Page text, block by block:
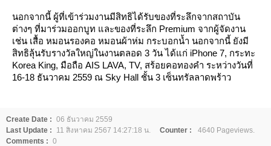
นอกจากนี้ ผู้ที่เข้าร่วมงานมีสิทธิได้รับของที่ระลึกจากสถาบัน
ต่างๆ ที่มาร่วมออกบูท และของที่ระลึก Premium จากผู้จัดงาน
เช่น เสื้อ หมอนรองคอ หมอนผ้าห่ม กระบอกน้ำ นอกจากนี้ ยังมี
สิทธิลุ้นรับรางวัลใหญ่ในงานตลอด 3 วัน ได้แก่ iPhone 7, กระทะ
Korea King, มือถือ AIS LAVA, TV, สร้อยคอทองคำ ระหว่างวันที่
16-18 ธันวาคม 2559 ณ Sky Hall ชั้น 3 เซ็นทรัลลาดพร้าว
Create Date : 06 ธันวาคม 2559
Last Update :
11 สิงหาคม 2567 14:27:18 น. Counter :
4640 Pageviews.
Comments : 0